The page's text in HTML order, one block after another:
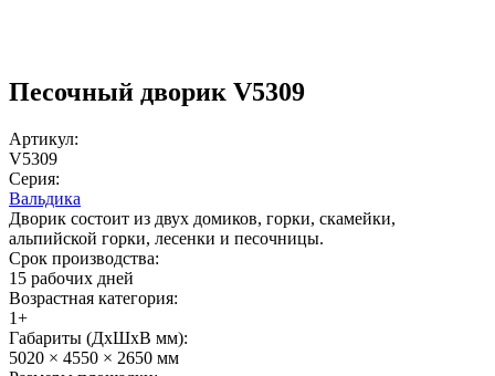
Песочный дворик V5309
Артикул:
V5309
Серия:
Вальдика
Дворик состоит из двух домиков, горки, скамейки,
альпийской горки, лесенки и песочницы.
Срок производства:
15 рабочих дней
Возрастная категория:
1+
Габариты (ДхШxВ мм):
5020 × 4550 × 2650 мм